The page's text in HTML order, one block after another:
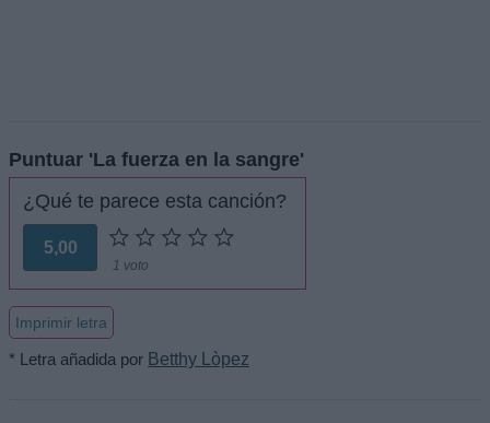
Puntuar 'La fuerza en la sangre'
¿Qué te parece esta canción?
5,00
1 voto
Imprimir letra
* Letra añadida por Betthy Lòpez